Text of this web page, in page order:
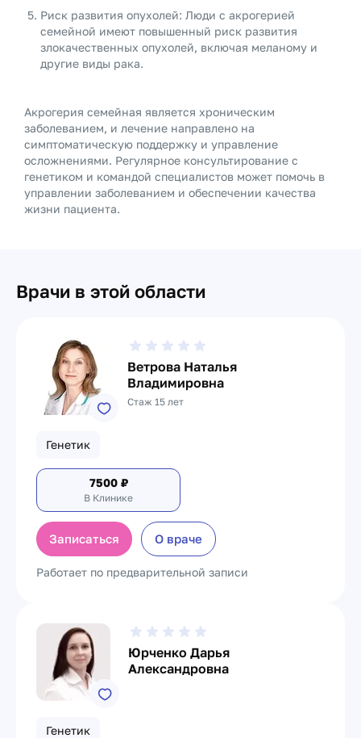
Риск развития опухолей: Люди с акрогерией
семейной имеют повышенный риск развития
злокачественных опухолей, включая меланому и
другие виды рака.
Акрогерия семейная является хроническим
заболеванием, и лечение направлено на
симптоматическую поддержку и управление
осложнениями. Регулярное консультирование с
генетиком и командой специалистов может помочь в
управлении заболеванием и обеспечении качества
жизни пациента.
Врачи в этой области
Ветрова Наталья
Владимировна
Стаж 15 лет
Генетик
7500₽
В Клинике
Записаться О враче
Работает по предварительной записи
Юрченко Дарья
Александровна
Генетик